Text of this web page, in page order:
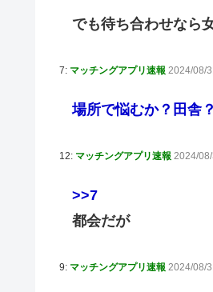
でも待ち合わせなら
7: マッチングアプリ速報 2024/08/
場所で悩むか？田舎？
12: マッチングアプリ速報 2024/
>>7
都会だが
9: マッチングアプリ速報 2024/08/